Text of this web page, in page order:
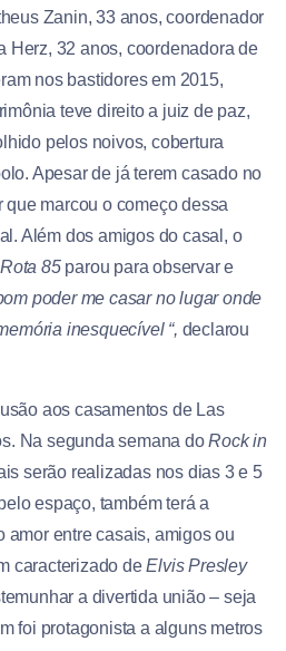
Zanin, 33 anos, coordenador
Herz, 32 anos, coordenadora de
nos bastidores em 2015,
teve direito a juiz de paz,
pelos noivos, cobertura
Apesar de já terem casado no
marcou o começo dessa
Além dos amigos do casal, o
Rota 85parou para observar e
poder me casar no lugar onde
inesquecível “, declarou
aos casamentos de Las
Na segunda semana doRock in
serão realizadas nos dias 3 e 5
espaço, também terá a
amor entre casais, amigos ou
caracterizado deElvis Presley
a divertida união – seja
foi protagonista a alguns metros